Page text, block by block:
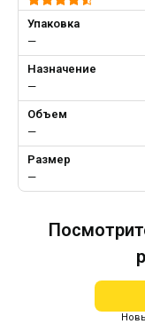
Упаковка
—
Назначение
—
Объем
—
Размер
—